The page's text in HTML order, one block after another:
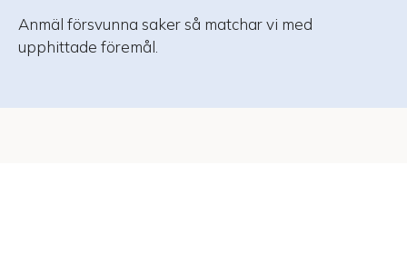
Anmäl försvunna saker så matchar vi med
upphittade föremål.